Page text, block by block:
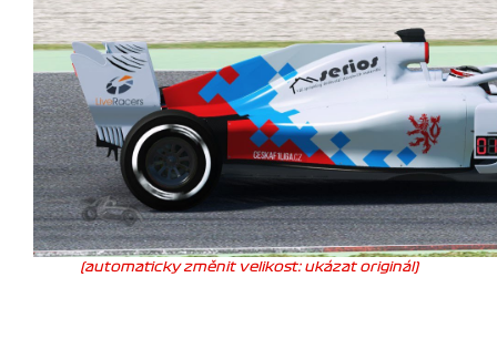
(automaticky změnit velikost: ukázat originál)